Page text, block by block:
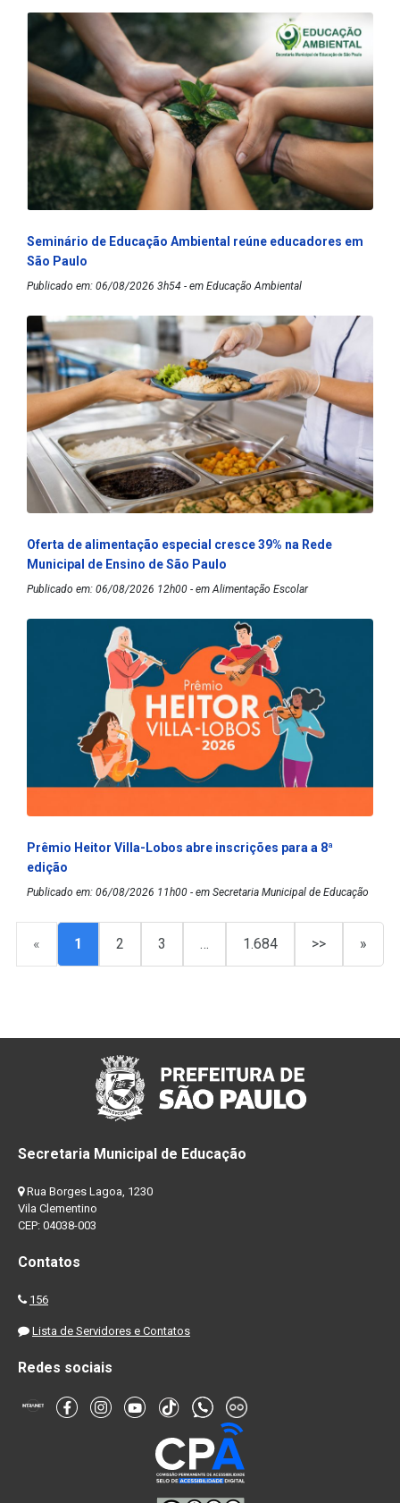
Seminário de Educação Ambiental reúne educadores em
São Paulo
Publicado em: 06/08/2026 3h54 - em Educação Ambiental
Oferta de alimentação especial cresce 39% na Rede
Municipal de Ensino de São Paulo
Publicado em: 06/08/2026 12h00 - em Alimentação Escolar
Prêmio Heitor Villa-Lobos abre inscrições para a 8ª
edição
Publicado em: 06/08/2026 11h00 - em Secretaria Municipal de Educação
« 1 2 3 … 1.684 >> »
Secretaria Municipal de Educação
Rua Borges Lagoa, 1230
Vila Clementino
CEP: 04038-003
Contatos
156
Lista de Servidores e Contatos
Redes sociais